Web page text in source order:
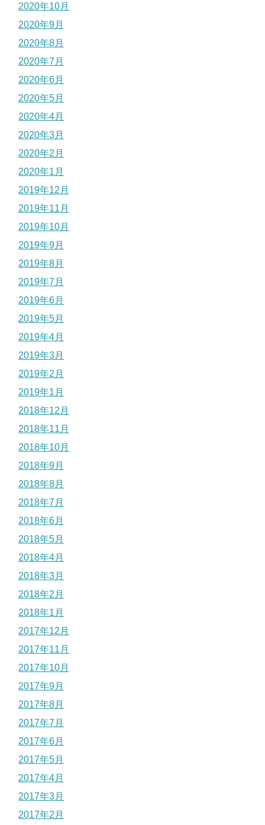
2020年10月
2020年9月
2020年8月
2020年7月
2020年6月
2020年5月
2020年4月
2020年3月
2020年2月
2020年1月
2019年12月
2019年11月
2019年10月
2019年9月
2019年8月
2019年7月
2019年6月
2019年5月
2019年4月
2019年3月
2019年2月
2019年1月
2018年12月
2018年11月
2018年10月
2018年9月
2018年8月
2018年7月
2018年6月
2018年5月
2018年4月
2018年3月
2018年2月
2018年1月
2017年12月
2017年11月
2017年10月
2017年9月
2017年8月
2017年7月
2017年6月
2017年5月
2017年4月
2017年3月
2017年2月